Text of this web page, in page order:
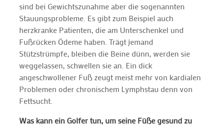
sind bei Gewichtszunahme aber die sogenannten
Stauungsprobleme. Es gibt zum Beispiel auch
herzkranke Patienten, die am Unterschenkel und
Fußrücken Ödeme haben. Trägt jemand
Stützstrümpfe, bleiben die Beine dünn, werden sie
weggelassen, schwellen sie an. Ein dick
angeschwollener Fuß zeugt meist mehr von kardialen
Problemen oder chronischem Lymphstau denn von
Fettsucht.
Was kann ein Golfer tun, um seine Füße gesund zu